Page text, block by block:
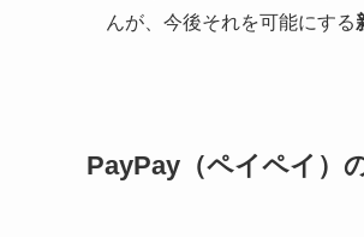
んが、今後それを可能にする
PayPay（ペイペイ）